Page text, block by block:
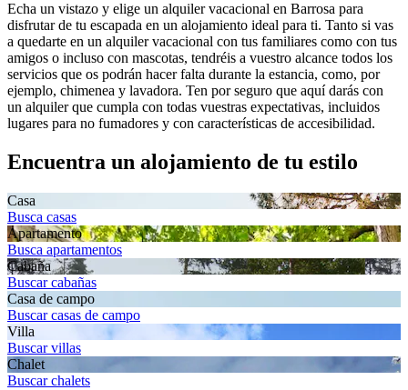
Echa un vistazo y elige un alquiler vacacional en Barrosa para
disfrutar de tu escapada en un alojamiento ideal para ti. Tanto si vas
a quedarte en un alquiler vacacional con tus familiares como con tus
amigos o incluso con mascotas, tendréis a vuestro alcance todos los
servicios que os podrán hacer falta durante la estancia, como, por
ejemplo, chimenea y lavadora. Ten por seguro que aquí darás con
un alquiler que cumpla con todas vuestras expectativas, incluidos
lugares para no fumadores y con características de accesibilidad.
Encuentra un alojamiento de tu estilo
Casa
Busca casas
Apartamento
Busca apartamentos
Cabaña
Buscar cabañas
Casa de campo
Buscar casas de campo
Villa
Buscar villas
Chalet
Buscar chalets